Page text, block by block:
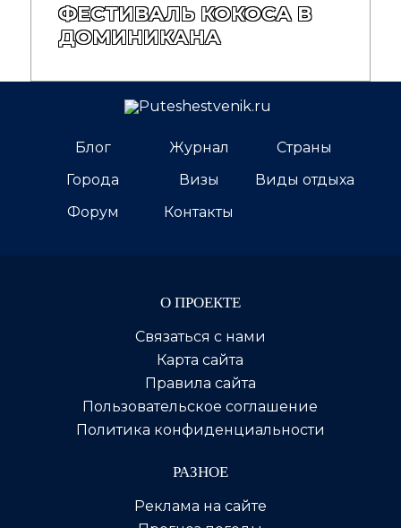
ФЕСТИВАЛЬ КОКОСА В
ДОМИНИКАНА
Блог Журнал
Страны
Города
Визы
Виды отдыха
Форум
Контакты
О ПРОЕКТЕ
Связаться с нами
Карта сайта
Правила сайта
Пользовательское соглашение
Политика конфиденциальности
РАЗНОЕ
Реклама на сайте